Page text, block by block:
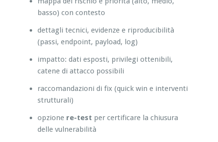
basso) con contesto
dettagli tecnici, evidenze e riproducibilità
(passi, endpoint, payload, log)
impatto: dati esposti, privilegi ottenibili,
catene di attacco possibili
raccomandazioni di fix (quick win e interventi
strutturali)
opzione re-test per certificare la chiusura
delle vulnerabilità